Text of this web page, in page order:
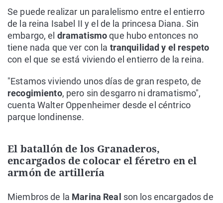
Se puede realizar un paralelismo entre el entierro
de la reina Isabel II y el de la princesa Diana. Sin
embargo, el dramatismoque hubo entonces no
tiene nada que ver con la tranquilidad y el respeto
con el que se está viviendo el entierro de la reina.
"Estamos viviendo unos días de gran respeto, de
recogimiento, pero sin desgarro ni dramatismo",
cuenta Walter Oppenheimer desde el céntrico
parque londinense.
El batallón de los Granaderos,
encargados de colocar el féretro en el
armón de artillería
Miembros de la Marina Real son los encargados de